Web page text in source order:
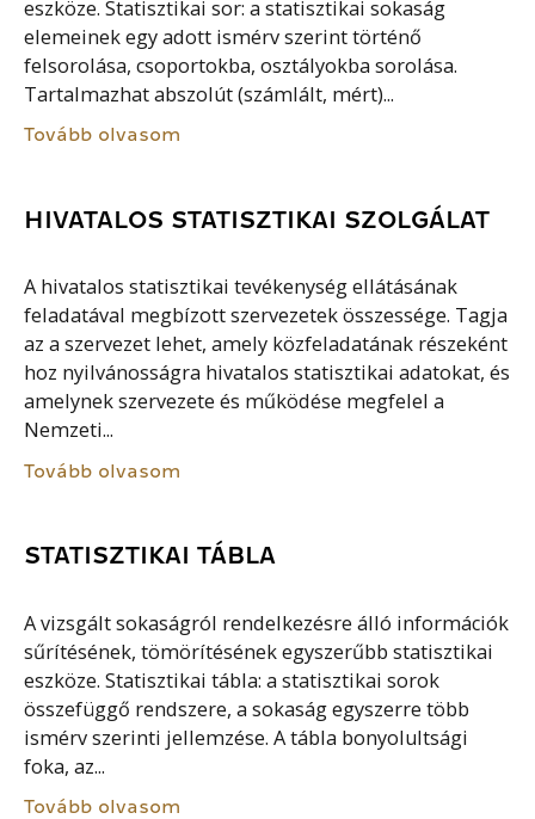
eszköze. Statisztikai sor: a statisztikai sokaság
elemeinek egy adott ismérv szerint történő
felsorolása, csoportokba, osztályokba sorolása.
Tartalmazhat abszolút (számlált, mért)...
Tovább olvasom
HIVATALOS STATISZTIKAI SZOLGÁLAT
A hivatalos statisztikai tevékenység ellátásának
feladatával megbízott szervezetek összessége. Tagja
az a szervezet lehet, amely közfeladatának részeként
hoz nyilvánosságra hivatalos statisztikai adatokat, és
amelynek szervezete és működése megfelel a
Nemzeti...
Tovább olvasom
STATISZTIKAI TÁBLA
A vizsgált sokaságról rendelkezésre álló információk
sűrítésének, tömörítésének egyszerűbb statisztikai
eszköze. Statisztikai tábla: a statisztikai sorok
összefüggő rendszere, a sokaság egyszerre több
ismérv szerinti jellemzése. A tábla bonyolultsági
foka, az...
Tovább olvasom